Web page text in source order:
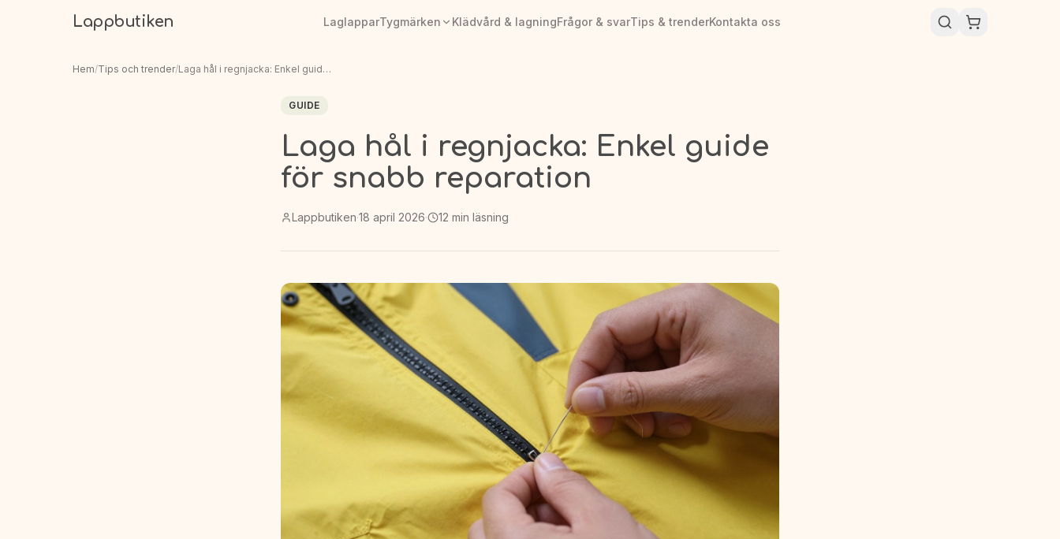
Lappbutiken LaglapparTygmärken Klädvård & lagningFrågor & svarTips & trenderKontakta oss
Hem/Tips och trender/ Laga hål i regnjacka: Enkel guide för snabb reparation
GUIDE
Laga hål i regnjacka: Enkel guide
för snabb reparation
Lappbutiken·18 april 2026· 12 min läsning